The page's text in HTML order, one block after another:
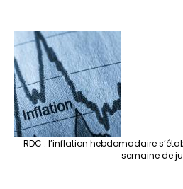
RDC : l’inflation hebdomadaire
semaine de